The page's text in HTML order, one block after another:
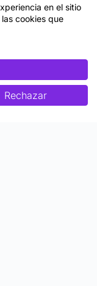
en el sitio
cookies que
Rechazar